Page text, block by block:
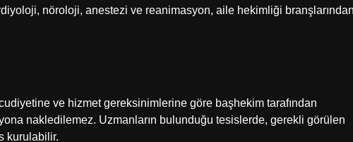
nöroloji, anestezi ve reanimasyon, aile hekimliği
ve hizmet gereksinimlerine göre başhekim tarafından
nakledilemez. Uzmanların bulunduğu tesislerde, gerekli görülen
kurulabilir.